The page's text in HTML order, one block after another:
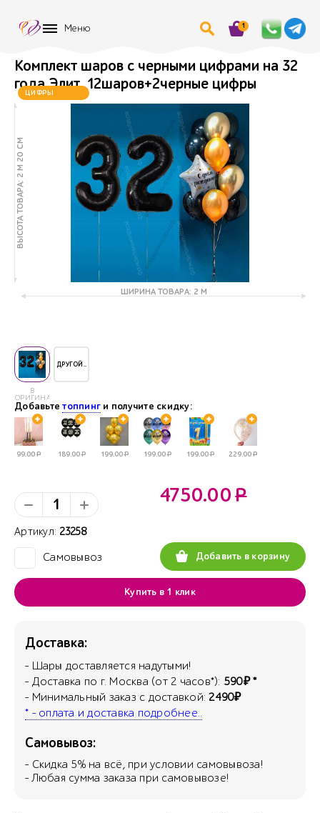
Меню 1
Комплект шаров с черными цифрами на 32
года Элит, 12шаров+2черные цифры
ЦИФРЫ
ВЫСОТА ТОВАРА: 2 М 20 СМ
ШИРИНА ТОВАРА: 2 М
В
ОРИГИНАЛЕ
ДРУГОЙ..
Добавьтетоппинг и получите скидку:
99.00Р 189.00Р 199.00Р 199.00Р 199.00Р 229.00Р
Артикул: 23258
Самовывоз
4750.00Р
Добавить в корзину
Купить в 1 клик
Доставка:
- Шары доставляется надутыми!
- Доставка по г. Москва (от 2 часов*): 590₽ *
- Минимальный заказ с доставкой:2490₽
* - оплата и доставка подробнее..
Самовывоз:
- Скидка 5% на всё, при условии самовывоза!
- Любая сумма заказа при самовывозе!